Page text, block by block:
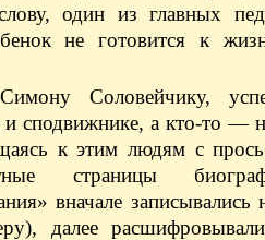
один из главных
не готовится к
Соловейчику,
и сподвижнике, а кто-то —
к этим людям с
страницы
вначале
далее